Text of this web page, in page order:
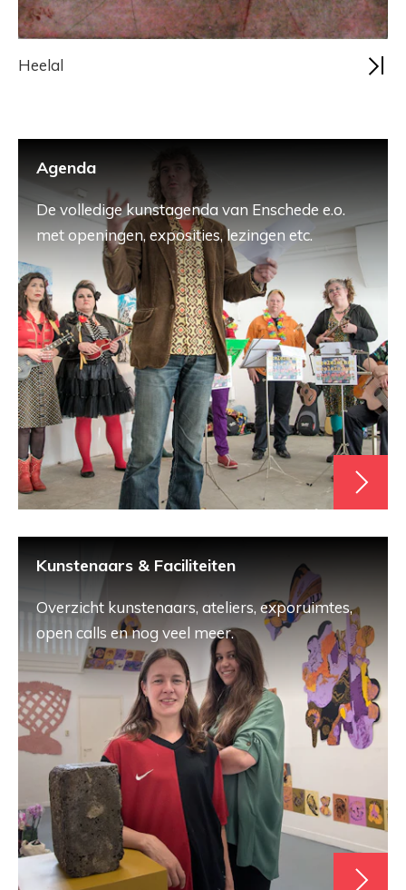
Heelal
Agenda
De volledige kunstagenda van Enschede e.o.
met openingen, exposities, lezingen etc.
Kunstenaars & Faciliteiten
Overzicht kunstenaars, ateliers, exporuimtes,
open calls en nog veel meer.